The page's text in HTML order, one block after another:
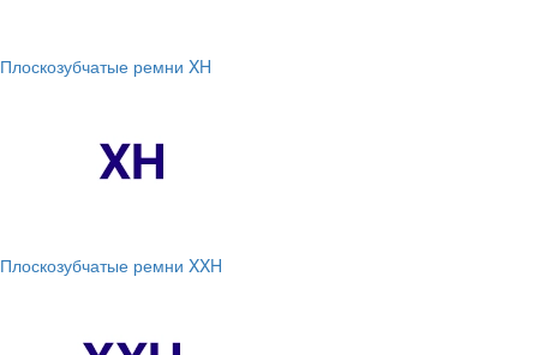
Плоскозубчатые ремни XH
Плоскозубчатые ремни XXH